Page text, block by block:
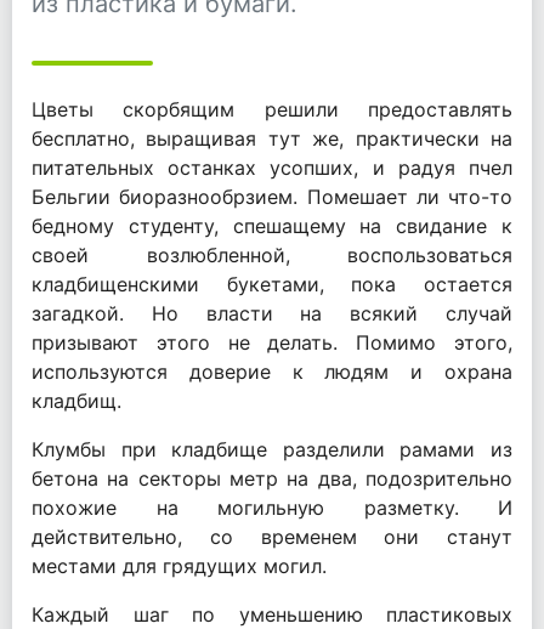
Цветы скорбящим решили предоставлять
бесплатно, выращивая тут же, практически на
питательных останках усопших, и радуя пчел
Бельгии биоразнообрзием. Помешает ли что-то
бедному студенту, спешащему на свидание к
своей возлюбленной, воспользоваться
кладбищенскими букетами, пока остается
загадкой. Но власти на всякий случай
призывают этого не делать. Помимо этого,
используются доверие к людям и охрана
кладбищ.
Клумбы при кладбище разделили рамами из
бетона на секторы метр на два, подозрительно
похожие на могильную разметку. И
действительно, со временем они станут
местами для грядущих могил.
Каждый шаг по уменьшению пластиковых